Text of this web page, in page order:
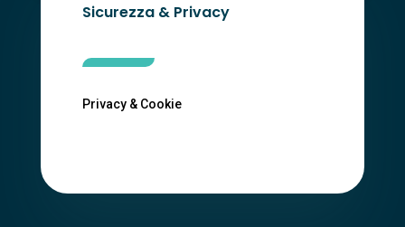
Sicurezza & Privacy
Privacy & Cookie